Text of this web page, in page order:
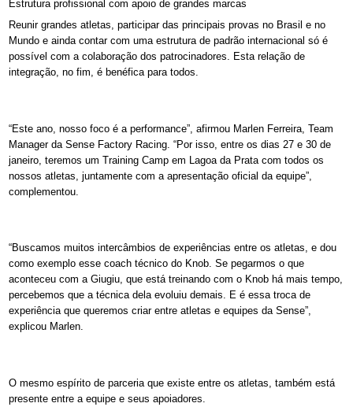
Estrutura profissional com apoio de grandes marcas
Reunir grandes atletas, participar das principais provas no Brasil e no
Mundo e ainda contar com uma estrutura de padrão internacional só é
possível com a colaboração dos patrocinadores. Esta relação de
integração, no fim, é benéfica para todos.
“Este ano, nosso foco é a performance”, afirmou Marlen Ferreira, Team
Manager da Sense Factory Racing. “Por isso, entre os dias 27 e 30 de
janeiro, teremos um Training Camp em Lagoa da Prata com todos os
nossos atletas, juntamente com a apresentação oficial da equipe”,
complementou.
“Buscamos muitos intercâmbios de experiências entre os atletas, e dou
como exemplo esse coach técnico do Knob. Se pegarmos o que
aconteceu com a Giugiu, que está treinando com o Knob há mais tempo,
percebemos que a técnica dela evoluiu demais. E é essa troca de
experiência que queremos criar entre atletas e equipes da Sense”,
explicou Marlen.
O mesmo espírito de parceria que existe entre os atletas, também está
presente entre a equipe e seus apoiadores.